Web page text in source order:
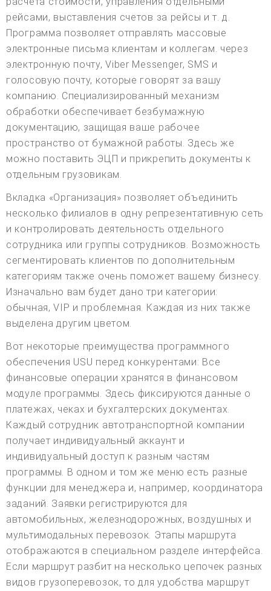
рейсами, выставления счетов за рейсы и т. д.
Программа позволяет отправлять массовые
электронные письма клиентам и коллегам. через
электронную почту, Viber Messenger, SMS и
голосовую почту, которые говорят за вашу
компанию. Специализированный механизм
обработки обеспечивает безбумажную
документацию, защищая ваше рабочее
пространство от бумажной работы. Здесь же
можно поставить ЭЦП и прикрепить документы к
отдельным грузовикам.
Вкладка «Организация» позволяет объединить
несколько филиалов в одну репрезентативную сеть
и контролировать деятельность отдельного
сотрудника или группы сотрудников. Возможность
сегментировать клиентов по дополнительным
категориям также очень поможет вашему бизнесу.
Изначально вам будет дано три категории:
обычная, VIP и проблемная. Каждая из них также
выделена другим цветом.
Вот некоторые преимущества программного
обеспечения USU перед конкурентами: Все
финансовые операции хранятся в финансовом
модуле программы. Здесь фиксируются данные о
платежах, чеках и бухгалтерских документах.
Каждый сотрудник автотранспортной компании
получает индивидуальный аккаунт и
индивидуальный доступ к разным частям
программы. В одном и том же меню есть разные
функции для менеджера и, например, координатора
заданий. Заявки регистрируются для
автомобильных, железнодорожных, воздушных и
мультимодальных перевозок. Этапы маршрута
отображаются в специальном разделе интерфейса.
Если маршрут разбит на несколько цепочек разных
видов грузоперевозок, то для удобства маршрут